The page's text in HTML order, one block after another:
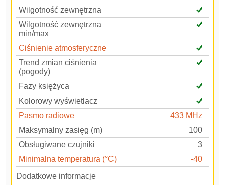
Wilgotność zewnętrzna
Wilgotność zewnętrzna
min/max
Ciśnienie atmosferyczne
Trend zmian ciśnienia
(pogody)
Fazy księżyca
Kolorowy wyświetlacz
Pasmo radiowe
433 MHz
Maksymalny zasięg (m)
100
Obsługiwane czujniki
3
Minimalna temperatura (°C)
-40
Dodatkowe informacje